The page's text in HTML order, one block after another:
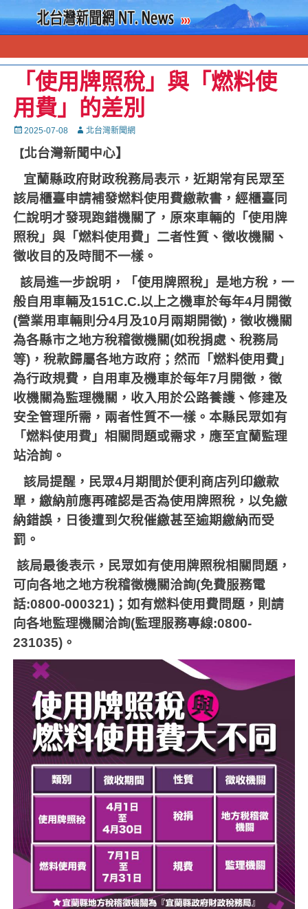
「使用牌照稅」與「燃料使
用費」的差別
Posted
2025-07-08 Autor北台灣新聞網
【北台灣新聞中心】
宜蘭縣政府財政稅務局表示，近期常有民眾至
該局櫃臺申請補發燃料使用費繳款書，經櫃臺同
仁說明才發現跑錯機關了，原來車輛的「使用牌
照稅」與「燃料使用費」二者性質、徵收機關、
徵收目的及時間不一樣。
該局進一步說明，「使用牌照稅」是地方稅，一
般自用車輛及151C.C.以上之機車於每年4月開徵
(營業用車輛則分4月及10月兩期開徵) ，徵收機關
為各縣市之地方稅稽徵機關(如稅捐處、稅務局
等) ，稅款歸屬各地方政府；然而「燃料使用費」
為行政規費，自用車及機車於每年7月開徵，徵
收機關為監理機關，收入用於公路養護、修建及
安全管理所需，兩者性質不一樣。本縣民眾如有
「燃料使用費」相關問題或需求，應至宜蘭監理
站洽詢。
該局提醒，民眾4月期間於便利商店列印繳款
單，繳納前應再確認是否為使用牌照稅，以免繳
納錯誤，日後遭到欠稅催繳甚至逾期繳納而受
罰。
該局最後表示，民眾如有使用牌照稅相關問題，
可向各地之地方稅稽徵機關洽詢(免費服務電
話:0800-000321) ；如有燃料使用費問題，則請
向各地監理機關洽詢(監理服務專線:0800-
231035) 。